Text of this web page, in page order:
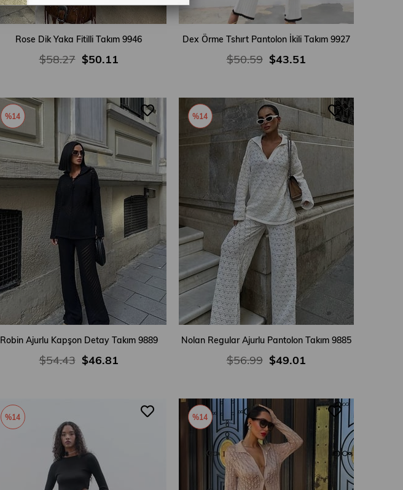
Rose Dik Yaka Fitilli Takım 9946
$50.11
$58.27
Dex Örme Tshırt Pantolon İkili Takım 9927
$43.51
$50.59
Robin Ajurlu Kapşon Detay Takım 9889
$46.81
$54.43
%14
Nolan Regular Ajurlu Pantolon Takım 9885
$49.01
$56.99
%14
%14 %14